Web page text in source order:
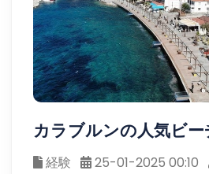
カラブルンの人気ビ
経験 25-01-2025 00:10